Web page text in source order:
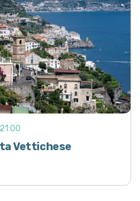
Vettichese
21:00